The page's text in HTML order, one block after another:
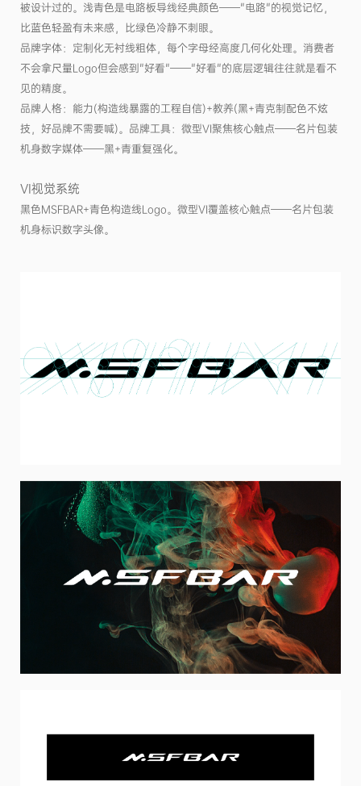
被设计过的。浅青色是电路板导线经典颜色——"电路"的视觉记忆，
比蓝色轻盈有未来感，比绿色冷静不刺眼。
品牌字体：定制化无衬线粗体，每个字母经高度几何化处理。消费者
不会拿尺量Logo但会感到"好看"——"好看"的底层逻辑往往就是看不
见的精度。
品牌人格：能力(构造线暴露的工程自信)+教养(黑+青克制配色不炫
技，好品牌不需要喊)。品牌工具：微型VI聚焦核心触点——名片包装
机身数字媒体——黑+青重复强化。
VI视觉系统
黑色MSFBAR+青色构造线Logo。微型VI覆盖核心触点——名片包装
机身标识数字头像。